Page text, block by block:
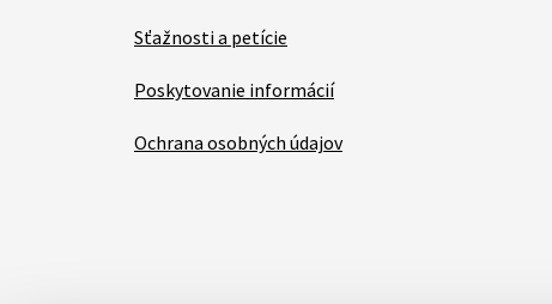
Sťažnosti a petície
Poskytovanie informácií
Ochrana osobných údajov